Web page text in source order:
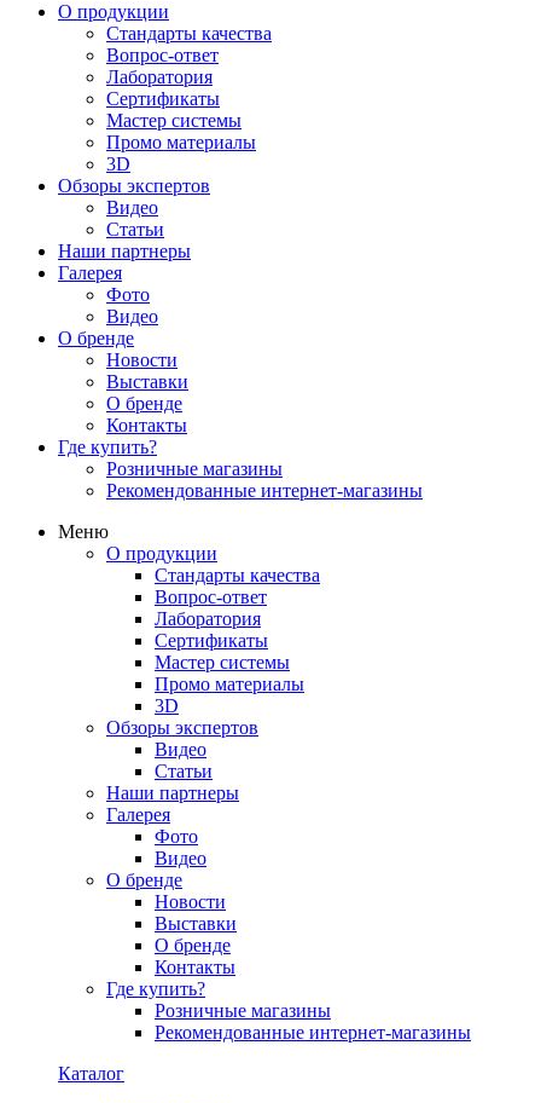
О продукции
Стандарты качества
Вопрос-ответ
Лаборатория
Сертификаты
Мастер системы
Промо материалы
3D
Обзоры экспертов
Видео
Статьи
Наши партнеры
Галерея
Фото
Видео
О бренде
Новости
Выставки
О бренде
Контакты
Где купить?
Розничные магазины
Рекомендованные интернет-магазины
Меню
О продукции
Стандарты качества
Вопрос-ответ
Лаборатория
Сертификаты
Мастер системы
Промо материалы
3D
Обзоры экспертов
Видео
Статьи
Наши партнеры
Галерея
Фото
Видео
О бренде
Новости
Выставки
О бренде
Контакты
Где купить?
Розничные магазины
Рекомендованные интернет-магазины
Каталог